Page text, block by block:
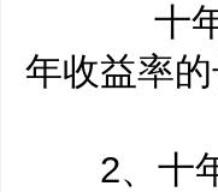
十年后
年收益率
2、十年